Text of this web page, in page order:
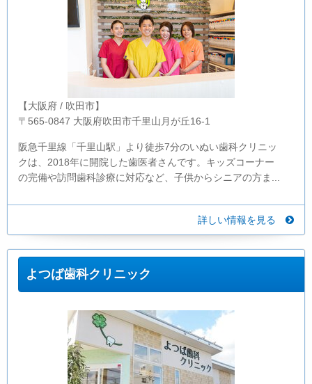
【大阪府 / 吹田市】
〒565-0847 大阪府吹田市千里山月が丘16-1
阪急千里線「千里山駅」より徒歩7分のいぬい歯科クリニッ
クは、2018年に開院した歯医者さんです。キッズコーナー
の完備や訪問歯科診療に対応など、子供からシニアの方ま...
詳しい情報を見る
よつば歯科クリニック